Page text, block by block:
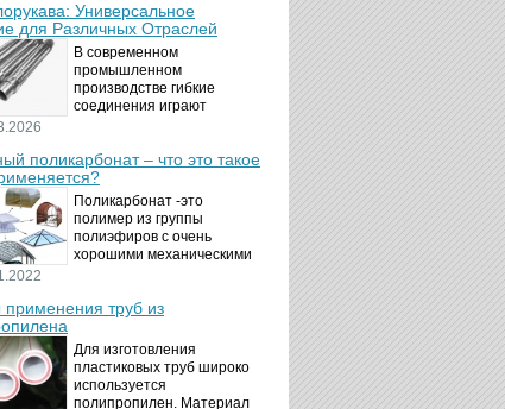
Универсальное
для Различных Отраслей
В современном
промышленном
производстве гибкие
соединения играют
безопасности
технологических процессов.
Металлорукава
представляют собой
универсальные...
поликарбонат – что это такое
Поликарбонат -это
полимер из группы
полиэфиров с очень
хорошими механическими
аморфный, с хорошей
высокой прозрачностью
материал идеально
подходит для...
труб из
Для изготовления
пластиковых труб широко
используется
полипропилен. Материал